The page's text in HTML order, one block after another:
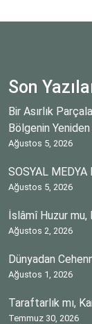
Son
Bir Asırlık
Bölgenin Yeniden
Ağustos 5, 2026
SOSYAL MEDYA
Ağustos 5, 2026
İslâmî Huzur mu,
Ağustos 2, 2026
Dünyadan
Ağustos 1, 2026
Taraftarlık mı,
Temmuz 30, 2026